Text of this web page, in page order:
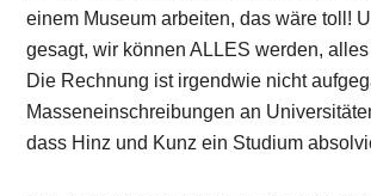
einem Museum arbeiten, das wäre toll!
gesagt, wir können ALLES werden,
Die Rechnung ist irgendwie nicht
Masseneinschreibungen an
dass Hinz und Kunz ein Studium